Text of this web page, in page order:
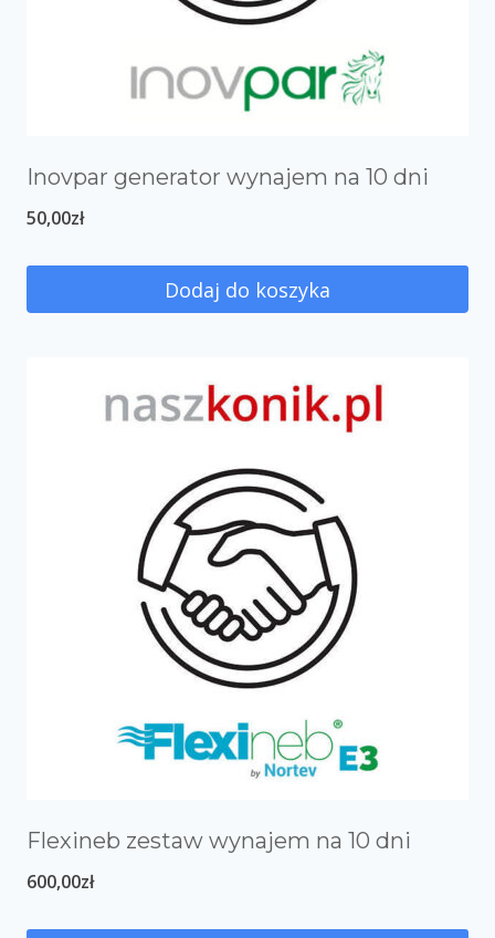
Inovpar generator wynajem na 10 dni
50,00zł
Dodaj do koszyka
Flexineb zestaw wynajem na 10 dni
600,00zł